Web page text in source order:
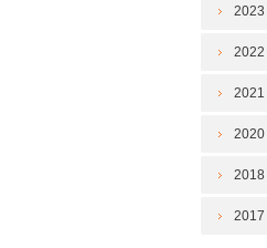
2023
2022
2021
2020
2018
2017